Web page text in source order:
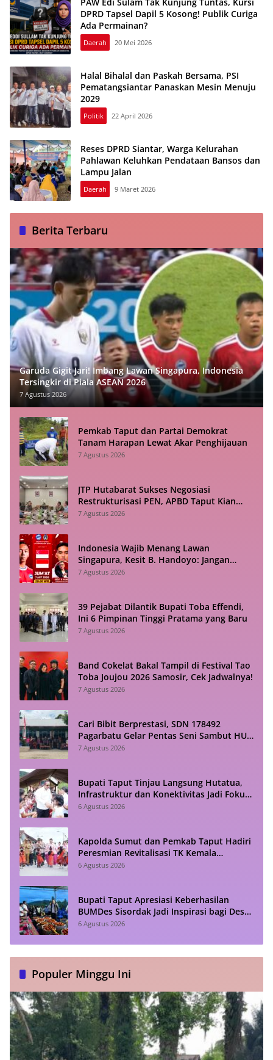
DPRD Tapsel Dapil 5 Kosong! Publik Curiga
Ada Permainan?
Daerah 20 Mei 2026
Halal Bihalal dan Paskah Bersama, PSI
Pematangsiantar Panaskan Mesin Menuju
2029
Politik 22 April 2026
Reses DPRD Siantar, Warga Kelurahan
Pahlawan Keluhkan Pendataan Bansos dan
Lampu Jalan
Daerah 9 Maret 2026
Berita Terbaru
Garuda Gigit Jari! Imbang Lawan Singapura, Indonesia
Tersingkir di Piala ASEAN 2026
7 Agustus 2026
Pemkab Taput dan Partai Demokrat
Tanam Harapan Lewat Akar Penghijauan
7 Agustus 2026
JTP Hutabarat Sukses Negosiasi
Restrukturisasi PEN, APBD Taput Kian
Lega
7 Agustus 2026
Indonesia Wajib Menang Lawan
Singapura, Kesit B. Handoyo: Jangan
Sampai Tekanan Jadi Bumerang
7 Agustus 2026
39 Pejabat Dilantik Bupati Toba Effendi,
Ini 6 Pimpinan Tinggi Pratama yang Baru
7 Agustus 2026
Band Cokelat Bakal Tampil di Festival Tao
Toba Joujou 2026 Samosir, Cek Jadwalnya!
7 Agustus 2026
Cari Bibit Berprestasi, SDN 178492
Pagarbatu Gelar Pentas Seni Sambut HUT
RI
7 Agustus 2026
Bupati Taput Tinjau Langsung Hutatua,
Infrastruktur dan Konektivitas Jadi Fokus
Utama
6 Agustus 2026
Kapolda Sumut dan Pemkab Taput Hadiri
Peresmian Revitalisasi TK Kemala
Bhayangkari Tarutung
6 Agustus 2026
Bupati Taput Apresiasi Keberhasilan
BUMDes Sisordak Jadi Inspirasi bagi Desa
Lain
6 Agustus 2026
Populer Minggu Ini